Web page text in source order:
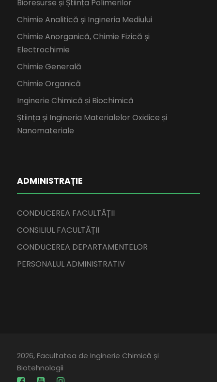
Bioresurse și Știința Polimerilor
Chimie Analitică și Ingineria Mediului
Chimie Anorganică, Chimie Fizică și
Electrochimie
Chimie Generală
Chimie Organică
Inginerie Chimică și Biochimică
Știința și Ingineria Materialelor Oxidice și
Nanomateriale
ADMINISTRAȚIE
CONDUCEREA FACULTĂȚII
CONSILIUL FACULTĂȚII
CONDUCEREA DEPARTAMENTELOR
PERSONALUL ADMINISTRATIV
2026, Facultatea de Inginerie Chimică și
Biotehnologii